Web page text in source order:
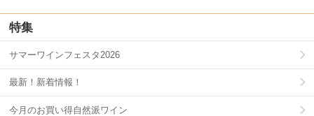
特集
サマーワインフェスタ2026
最新！新着情報！
今月のお買い得自然派ワイン